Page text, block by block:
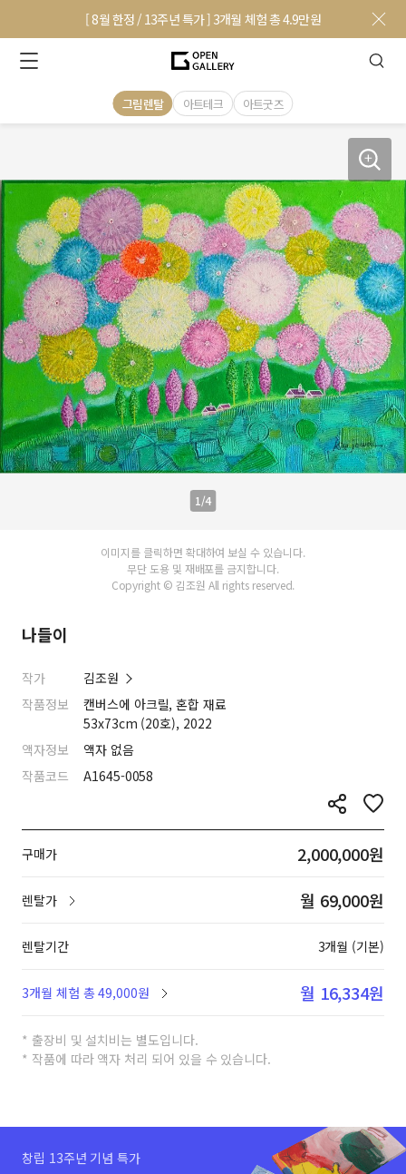
[ 8월 한정 / 13주년 특가 ] 3개월 체험 총 4.9만원
그림렌탈 아트테크 아트굿즈
1/4
이미지를 클릭하면 확대하여 보실 수 있습니다.
무단 도용 및 재배포를 금지합니다.
Copyright © 김조원 All rights reserved.
나들이
작가
김조원
작품정보
캔버스에 아크릴, 혼합 재료
53x73cm (20호), 2022
액자정보
액자 없음
작품코드
A1645-0058
구매가 2,000,000원
렌탈가 월 69,000원
렌탈기간 3개월 (기본)
3개월 체험 총 49,000원 월 16,334원
* 출장비 및 설치비는 별도입니다.
* 작품에 따라 액자 처리 되어 있을 수 있습니다.
창립 13주년 기념 특가